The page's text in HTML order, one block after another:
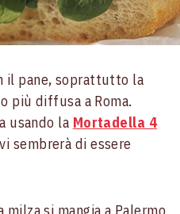
il pane, soprattutto la
più diffusa a Roma.
usando la Mortadella 4
sembrerà di essere